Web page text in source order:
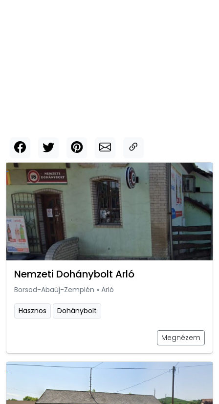
Nemzeti Dohánybolt Arló
Borsod-Abaúj-Zemplén » Arló
Hasznos Dohánybolt
Megnézem